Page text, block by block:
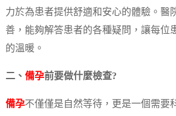
力於為患者提供舒適和安心的體驗。醫
善，能夠解答患者的各種疑問，讓每位
的溫暖。
二、 備孕前要做什麼檢查?
備孕不僅僅是自然等待，更是一個需要